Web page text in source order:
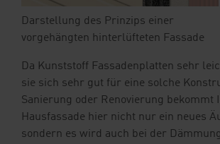
Darstellung des Prinzips einer
vorgehängten hinterlüfteten Fassade
Da Kunststoff Fassadenplatten sehr
sie sich sehr gut für eine solche
Sanierung oder Renovierung bekommt
Hausfassade hier nicht nur ein neues
sondern es wird auch bei der